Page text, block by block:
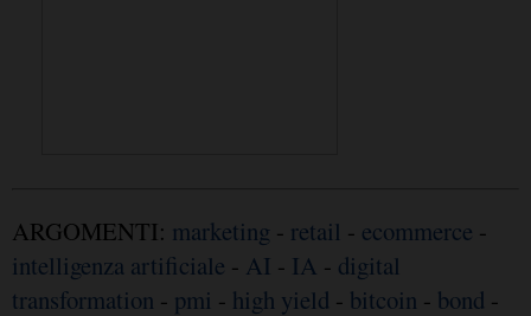
ARGOMENTI: marketing - retail - ecommerce -
intelligenza artificiale - AI - IA - digital
transformation - pmi - high yield - bitcoin - bond -